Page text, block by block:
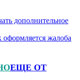
дополнительное
оформляется жалоба
ЕЩЕ ОТ